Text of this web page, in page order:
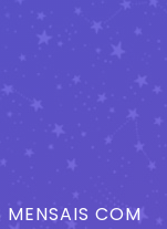
MENSAIS COM